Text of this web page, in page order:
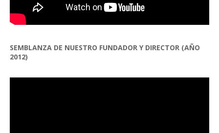
SEMBLANZA DE NUESTRO FUNDADOR Y DIRECTOR (AÑO
2012)